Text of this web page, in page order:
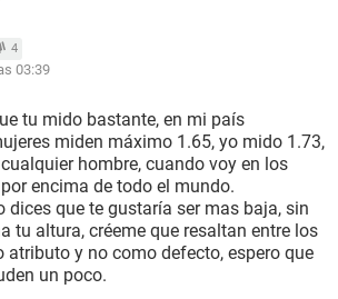
4
03:39
tu mido bastante, en mi país
miden máximo 1.65, yo mido 1.73,
hombre, cuando voy en los
encima de todo el mundo.
dices que te gustaría ser mas baja, sin
tu altura, créeme que resaltan entre los
atributo y no como defecto, espero que
un poco.